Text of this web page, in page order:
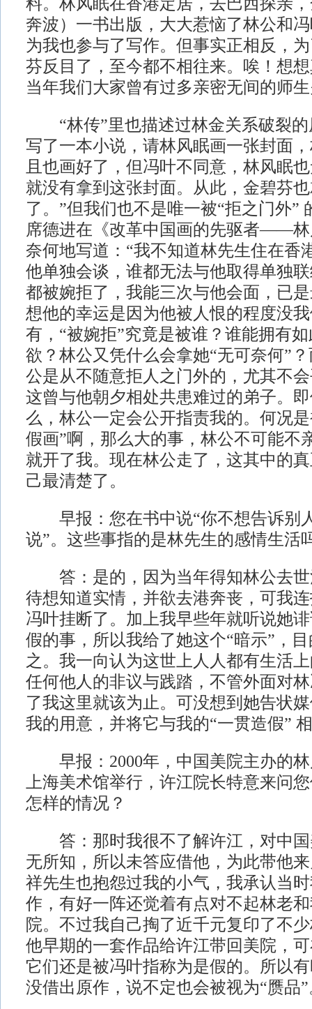
奔波）一书出版，大大惹恼了林公和
为我也参与了写作。但事实正相反，
芬反目了，至今都不相往来。唉！想
当年我们大家曾有过多亲密无间的师
“林传”里也描述过林金关系破裂的
写了一本小说，请林风眠画一张封面
且也画好了，但冯叶不同意，林风眠
就没有拿到这张封面。从此，金碧芬
了。”但我们也不是唯一被“拒之门外”
席德进在《改革中国画的先驱者——林
奈何地写道：“我不知道林先生住在香
他单独会谈，谁都无法与他取得单独
都被婉拒了，我能三次与他会面，已
想他的幸运是因为他被人恨的程度没
有，“被婉拒”究竟是被谁？谁能拥有
欲？林公又凭什么会拿她“无可奈何”
公是从不随意拒人之门外的，尤其不
这曾与他朝夕相处共患难过的弟子。
么，林公一定会公开指责我的。何况
假画”啊，那么大的事，林公不可能不
就开了我。现在林公走了，这其中的
己最清楚了。
早报：您在书中说“你不想告诉别
说”。这些事指的是林先生的感情生活
答：是的，因为当年得知林公去世
待想知道实情，并欲去港奔丧，可我
冯叶挂断了。加上我早些年就听说她
假的事，所以我给了她这个“暗示”，
之。我一向认为这世上人人都有生活
任何他人的非议与践踏，不管外面对
了我这里就该为止。可没想到她告状
我的用意，并将它与我的“一贯造假”
早报：2000年，中国美院主办的林
上海美术馆举行，许江院长特意来问
怎样的情况？
答：那时我很不了解许江，对中国
无所知，所以未答应借他，为此带他
祥先生也抱怨过我的小气，我承认当
作，有好一阵还觉着有点对不起林老
院。不过我自己掏了近千元复印了不
他早期的一套作品给许江带回美院，
它们还是被冯叶指称为是假的。所以
没借出原作，说不定也会被视为“赝品”